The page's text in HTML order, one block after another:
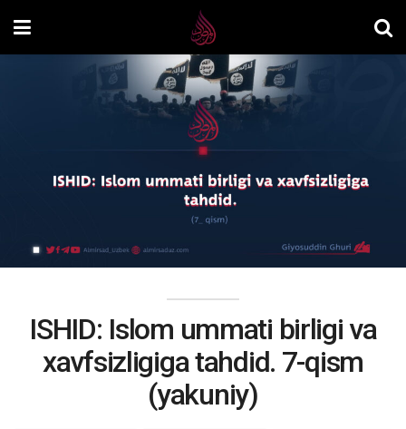
ISHID: Islom ummati birligi va
xavfsizligiga tahdid. 7-qism
(yakuniy)